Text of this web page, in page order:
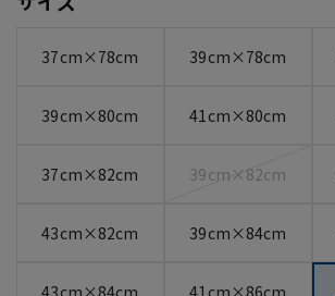
37cm×78cm 39cm×78cm
39cm×80cm 41cm×80cm
37cm×82cm 39cm×82cm
43cm×82cm 39cm×84cm
43cm×84cm 41cm×86cm